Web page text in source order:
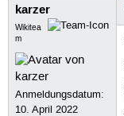
karzer
Wikitea
m
Anmeldungsdatum:
10. April 2022